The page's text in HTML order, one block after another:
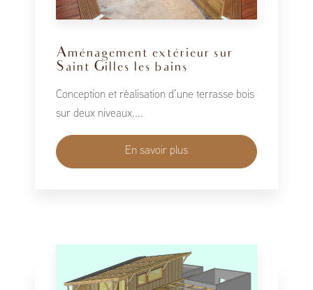
Aménagement extérieur sur
Saint Gilles les bains
Conception et réalisation d’une terrasse bois
sur deux niveaux....
En savoir plus